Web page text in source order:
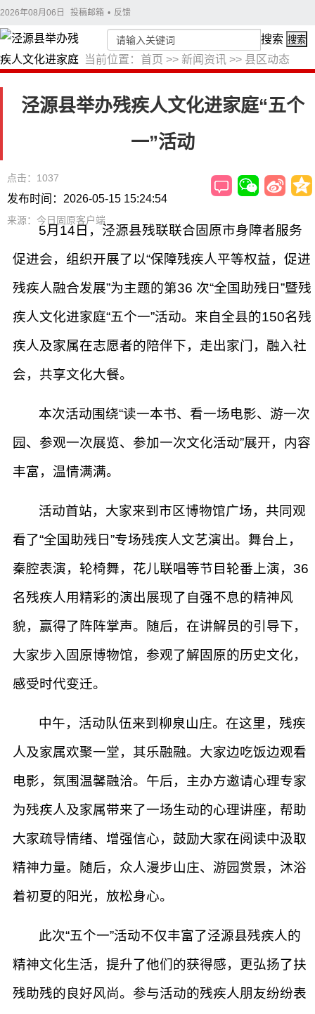
2026年08月06日 投稿邮箱 • 反馈
当前位置： 首页 >> 新闻资讯 >> 县区动态
搜索 搜索
泾源县举办残疾人文化进家庭“五个
一”活动
点击：1037
发布时间：2026-05-15 15:24:54
来源：今日固原客户端
5月14日，泾源县残联联合固原市身障者服务
促进会，组织开展了以“保障残疾人平等权益，促进
残疾人融合发展”为主题的第36 次“全国助残日”暨残
疾人文化进家庭“五个一”活动。来自全县的150名残
疾人及家属在志愿者的陪伴下，走出家门，融入社
会，共享文化大餐。
本次活动围绕“读一本书、看一场电影、游一次
园、参观一次展览、参加一次文化活动”展开，内容
丰富，温情满满。
活动首站，大家来到市区博物馆广场，共同观
看了“全国助残日”专场残疾人文艺演出。舞台上，
秦腔表演，轮椅舞，花儿联唱等节目轮番上演，36
名残疾人用精彩的演出展现了自强不息的精神风
貌，赢得了阵阵掌声。随后，在讲解员的引导下，
大家步入固原博物馆，参观了解固原的历史文化，
感受时代变迁。
中午，活动队伍来到柳泉山庄。在这里，残疾
人及家属欢聚一堂，其乐融融。大家边吃饭边观看
电影，氛围温馨融洽。午后，主办方邀请心理专家
为残疾人及家属带来了一场生动的心理讲座，帮助
大家疏导情绪、增强信心，鼓励大家在阅读中汲取
精神力量。随后，众人漫步山庄、游园赏景，沐浴
着初夏的阳光，放松身心。
此次“五个一”活动不仅丰富了泾源县残疾人的
精神文化生活，提升了他们的获得感，更弘扬了扶
残助残的良好风尚。参与活动的残疾人朋友纷纷表